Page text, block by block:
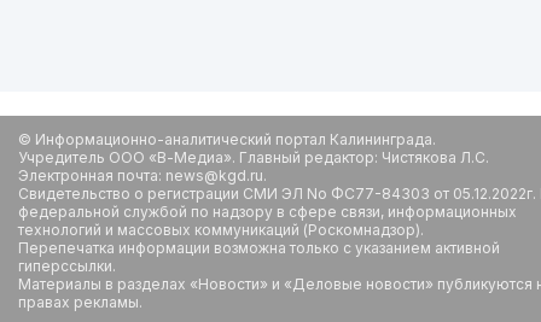
© Информационно-аналитический портал Калининграда.
Учредитель ООО «В-Медиа». Главный редактор: Чистякова Л.С.
Электронная почта: news@kgd.ru.
Свидетельство о регистрации СМИ ЭЛ No ФС77-84303 от
федеральной службой по надзору в сфере связи, информационных
технологий и массовых коммуникаций (Роскомнадзор).
Перепечатка информации возможна только с указанием активной
гиперссылки.
Материалы в разделах «Новости» и «Деловые новости» публикуются
правах рекламы.